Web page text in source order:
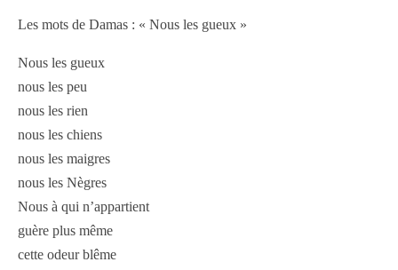
Les mots de Damas : « Nous les gueux »
Nous les gueux
nous les peu
nous les rien
nous les chiens
nous les maigres
nous les Nègres
Nous à qui n’appartient
guère plus même
cette odeur blême